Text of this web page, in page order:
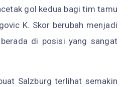
gol kedua bagi tim tamu
K. Skor berubah menjadi
di posisi yang sangat
Salzburg terlihat semakin